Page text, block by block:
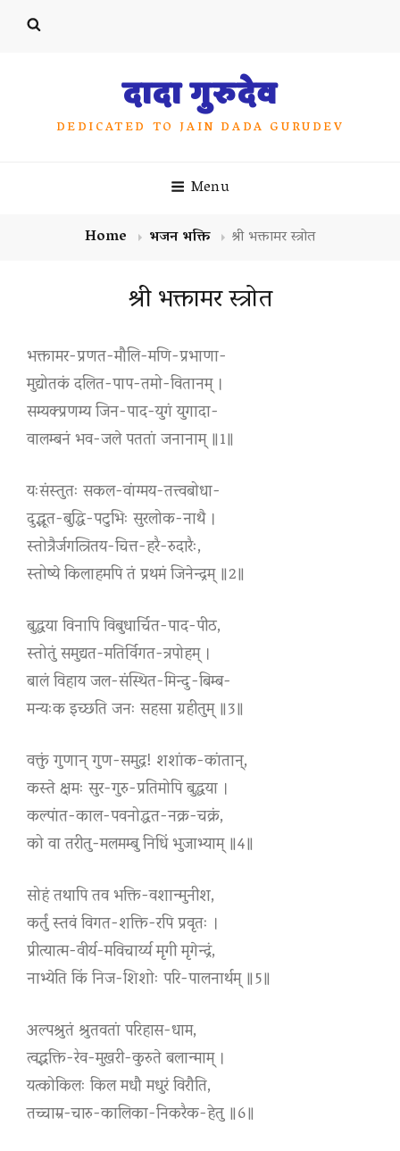
दादा गुरुदेव
DEDICATED TO JAIN DADA GURUDEV
Menu
Home
भजन भक्ति श्री भक्तामर स्त्रोत
श्री भक्तामर स्त्रोत
भक्तामर-प्रणत-मौलि-मणि-प्रभाणा-
मुद्योतकं दलित-पाप-तमो-वितानम् ।
सम्यक्प्रणम्य जिन-पाद-युगं युगादा-
वालम्बनं भव-जले पततां जनानाम् ॥1॥
यःसंस्तुतः सकल-वांग्मय-तत्त्वबोधा-
दुद्भूत-बुद्धि-पटुभिः सुरलोक-नाथै ।
स्तोत्रैर्जगत्त्रितय-चित्त-हरै-रुदारैः,
स्तोष्ये किलाहमपि तं प्रथमं जिनेन्द्रम् ॥2॥
बुद्धया विनापि विबुधार्चित-पाद-पीठ,
स्तोतुं समुद्यत-मतिर्विगत-त्रपोहम् ।
बालं विहाय जल-संस्थित-मिन्दु-बिम्ब-
मन्यःक इच्छति जनः सहसा ग्रहीतुम् ॥3॥
वक्तुं गुणान् गुण-समुद्र! शशांक-कांतान्,
कस्ते क्षमः सुर-गुरु-प्रतिमोपि बुद्धया ।
कल्पांत-काल-पवनोद्धत-नक्र-चक्रं,
को वा तरीतु-मलमम्बु निधिं भुजाभ्याम् ॥4॥
सोहं तथापि तव भक्ति-वशान्मुनीश,
कर्तुं स्तवं विगत-शक्ति-रपि प्रवृतः ।
प्रीत्यात्म-वीर्य-मविचार्य्य मृगी मृगेन्द्रं,
नाभ्येति किं निज-शिशोः परि-पालनार्थम् ॥5॥
अल्पश्रुतं श्रुतवतां परिहास-धाम,
त्वद्भक्ति-रेव-मुखरी-कुरुते बलान्माम् ।
यत्कोकिलः किल मधौ मधुरं विरौति,
तच्चाम्र-चारु-कालिका-निकरैक-हेतु ॥6॥